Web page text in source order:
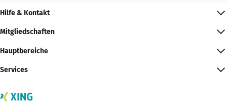
Hilfe & Kontakt
Mitgliedschaften
Hauptbereiche
Services